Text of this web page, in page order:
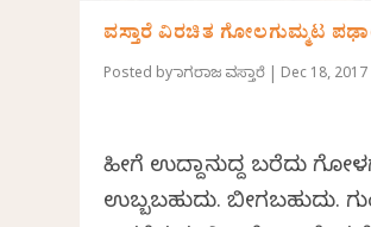
ವಸ್ತಾರೆ ವಿರಚಿತ ಗೋಲಗುಮ್ಮಟ
Posted byನಾಗರಾಜ ವಸ್ತಾರೆ Dec 18, 2017
ಹೀಗೆ ಉದ್ದಾನುದ್ದ ಬರೆದು
ಉಬ್ಬಬಹುದು. ಬೀಗಬಹುದು.